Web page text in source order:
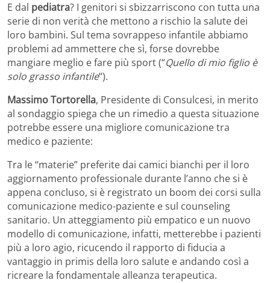
E dal pediatra? I genitori si sbizzarriscono con tutta una
serie di non verità che mettono a rischio la salute dei
loro bambini. Sul tema sovrappeso infantile abbiamo
problemi ad ammettere che sì, forse dovrebbe
mangiare meglio e fare più sport (“Quello di mio figlio è
solo grasso infantile“).
Massimo Tortorella, Presidente di Consulcesi, in merito
al sondaggio spiega che un rimedio a questa situazione
potrebbe essere una migliore comunicazione tra
medico e paziente:
Tra le “materie” preferite dai camici bianchi per il loro
aggiornamento professionale durante l’anno che si è
appena concluso, si è registrato un boom dei corsi sulla
comunicazione medico-paziente e sul counseling
sanitario. Un atteggiamento più empatico e un nuovo
modello di comunicazione, infatti, metterebbe i pazienti
più a loro agio, ricucendo il rapporto di fiducia a
vantaggio in primis della loro salute e andando così a
ricreare la fondamentale alleanza terapeutica.